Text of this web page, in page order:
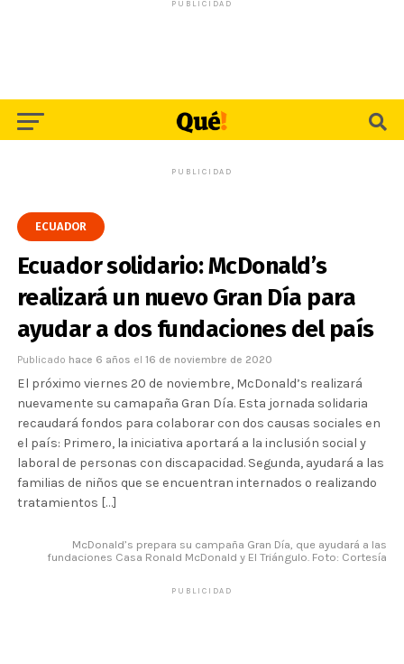
PUBLICIDAD
PUBLICIDAD
ECUADOR
Ecuador solidario: McDonald’s
realizará un nuevo Gran Día para
ayudar a dos fundaciones del país
Publicado hace 6 años el 16 de noviembre de 2020
El próximo viernes 20 de noviembre, McDonald’s realizará
nuevamente su camapaña Gran Día. Esta jornada solidaria
recaudará fondos para colaborar con dos causas sociales en
el país: Primero, la iniciativa aportará a la inclusión social y
laboral de personas con discapacidad. Segunda, ayudará a las
familias de niños que se encuentran internados o realizando
tratamientos […]
McDonald’s prepara su campaña Gran Día, que ayudará a las
fundaciones Casa Ronald McDonald y El Triángulo. Foto: Cortesía
PUBLICIDAD